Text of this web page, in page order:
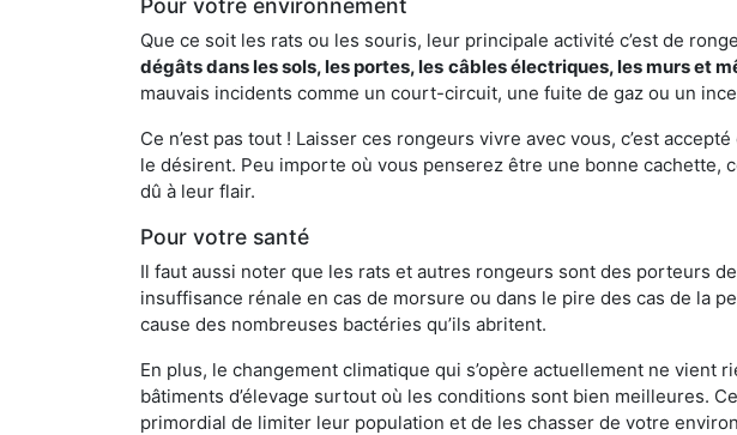
Pour votre environnement
Que ce soit les rats ou les souris, leur principale activité c’est de
dégâts dans les sols, les portes, les câbles électriques, les murs et
mauvais incidents comme un court-circuit, une fuite de gaz ou un
Ce n’est pas tout ! Laisser ces rongeurs vivre avec vous, c’est
le désirent. Peu importe où vous penserez être une bonne cachette,
dû à leur flair.
Pour votre santé
Il faut aussi noter que les rats et autres rongeurs sont des porteurs
insuffisance rénale en cas de morsure ou dans le pire des cas de la
cause des nombreuses bactéries qu’ils abritent.
En plus, le changement climatique qui s’opère actuellement ne vient
bâtiments d’élevage surtout où les conditions sont bien meilleures.
primordial de limiter leur population et de les chasser de votre